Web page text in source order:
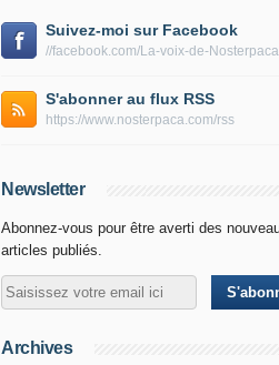
Suivez-moi sur Facebook
S'abonner au flux RSS
https://www.nosterpaca.com/rss
Newsletter
Abonnez-vous pour être averti des
articles publiés.
Archives